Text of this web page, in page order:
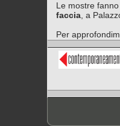
Le mostre
faccia , a
Per